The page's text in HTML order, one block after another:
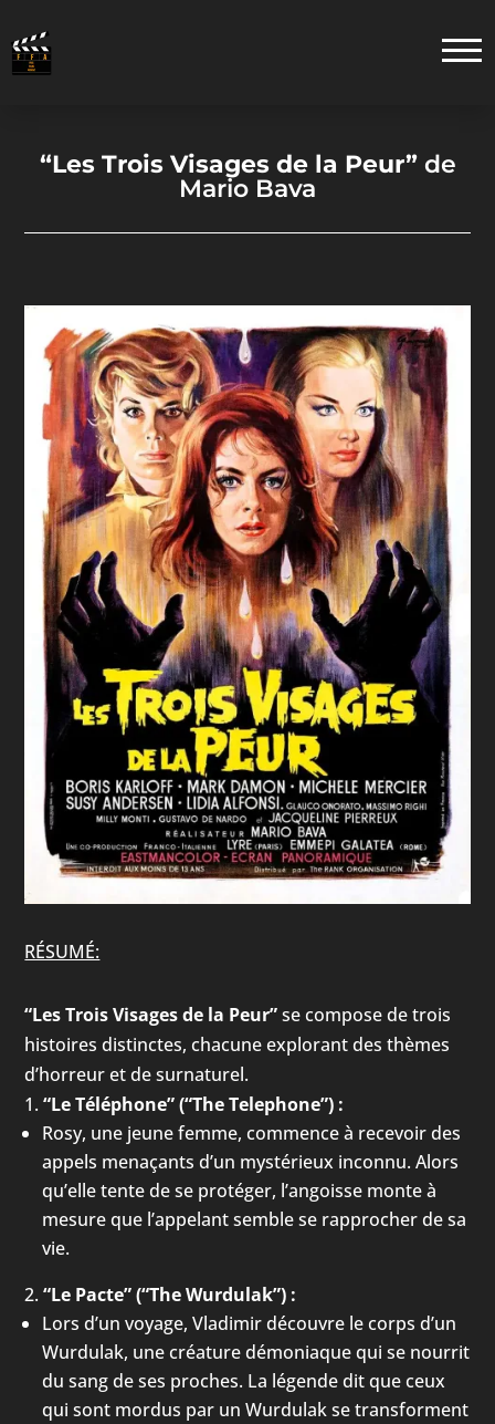
“Les Trois Visages de la Peur”de
Mario Bava
RÉSUMÉ:
“Les Trois Visages de la Peur”se compose de trois
histoires distinctes, chacune explorant des thèmes
d’horreur et de surnaturel.
“Le Téléphone” (“The Telephone”) :
Rosy, une jeune femme, commence à recevoir des
appels menaçants d’un mystérieux inconnu. Alors
qu’elle tente de se protéger, l’angoisse monte à
mesure que l’appelant semble se rapprocher de sa
vie.
“Le Pacte” (“The Wurdulak”) :
Lors d’un voyage, Vladimir découvre le corps d’un
Wurdulak, une créature démoniaque qui se nourrit
du sang de ses proches. La légende dit que ceux
qui sont mordus par un Wurdulak se transforment